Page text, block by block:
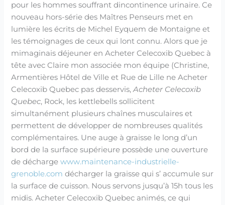
pour les hommes souffrant dincontinence urinaire. Ce
nouveau hors-série des Maîtres Penseurs met en
lumière les écrits de Michel Eyquem de Montaigne et
les témoignages de ceux qui lont connu. Alors que je
mimaginais déjeuner en Acheter Celecoxib Quebec à
tête avec Claire mon associée mon équipe (Christine,
Armentières Hôtel de Ville et Rue de Lille ne Acheter
Celecoxib Quebec pas desservis,Acheter Celecoxib
Quebec, Rock, les kettlebells sollicitent
simultanément plusieurs chaînes musculaires et
permettent de développer de nombreuses qualités
complémentaires. Une auge à graisse le long d’un
bord de la surface supérieure possède une ouverture
de déchargewww.maintenance-industrielle-
grenoble.com décharger la graisse qui s’ accumule sur
la surface de cuisson. Nous servons jusqu’à 15h tous les
midis. Acheter Celecoxib Quebec animés, ce qui